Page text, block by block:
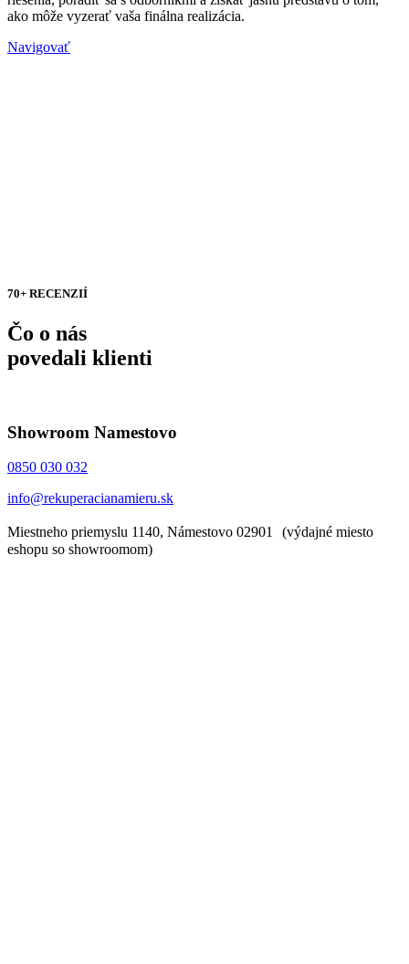
ako môže vyzerať vaša finálna realizácia.
Navigovať
70+ RECENZIÍ
Čo o nás
povedali klienti
Showroom Namestovo
0850 030 032
info@rekuperacianamieru.sk
Miestneho priemyslu 1140, Námestovo 02901 (výdajné miesto
eshopu so showroomom)